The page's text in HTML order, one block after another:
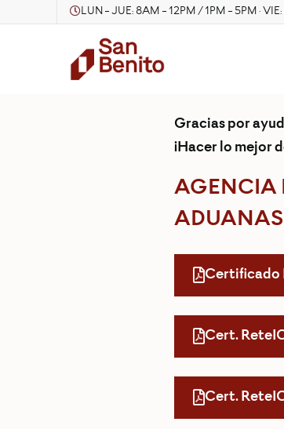
LUN - JUE: 8AM - 12PM / 1PM - 5PM ·
Gracias por
¡Hacer lo mejor
AGENCIA
Certificado
Cert.
Cert.